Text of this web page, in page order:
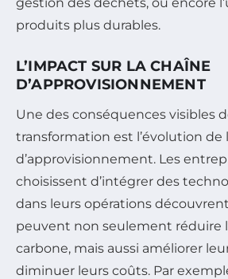
produits plus durables.
L’IMPACT SUR LA CHAÎNE
D’APPROVISIONNEMENT
Une des conséquences visibles
transformation est l’évolution de
d’approvisionnement. Les
choisissent d’intégrer des
dans leurs opérations
peuvent non seulement réduire
carbone, mais aussi améliorer
diminuer leurs coûts. Par